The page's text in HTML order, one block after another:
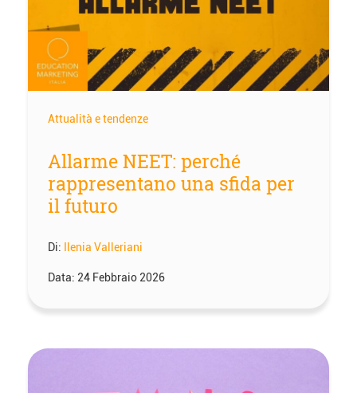
Attualità e tendenze
Allarme NEET: perché
rappresentano una sfida per
il futuro
Di: Ilenia Valleriani
Data: 24 Febbraio 2026